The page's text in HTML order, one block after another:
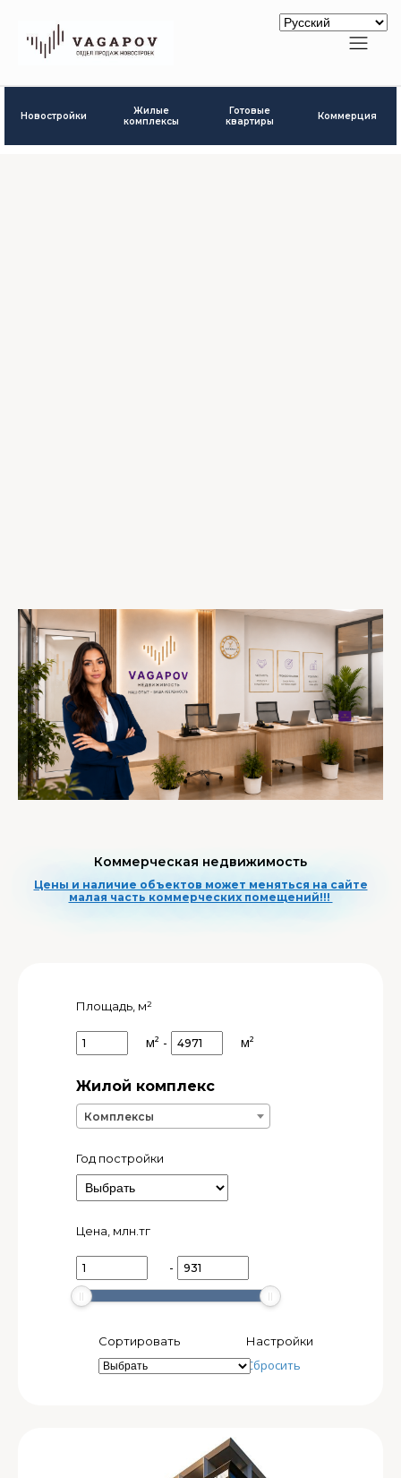
Новостройки
Жилые
комплексы
Готовые
квартиры
Коммерция
Коммерческая недвижимость
Цены и наличие объектов может меняться на сайте
малая часть коммерческих помещений!!!
Площадь, м²
м² - м²
Жилой комплекс
ЖККомплексы
Год постройки
Цена, млн.тг
-
Сортировать Настройки
Сбросить